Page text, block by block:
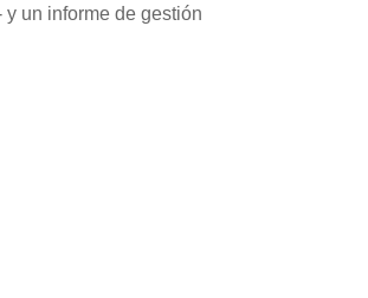
un informe de gestión